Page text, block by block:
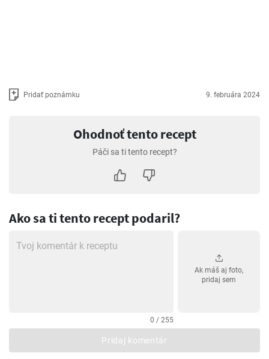
Pridať poznámku 9. februára 2024
Ohodnoť tento recept
Páči sa ti tento recept?
Ako sa ti tento recept podaril?
0 / 255
Ak máš aj foto,
pridaj sem
Pridaj komentár